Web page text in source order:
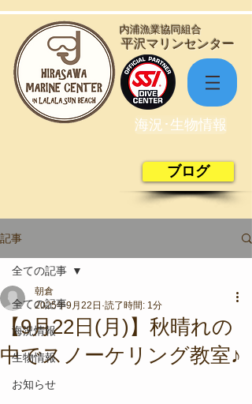
​平沢マリンセンター
​内浦漁業協同組合
海況･生物情報
ブログ
記事
全ての記事
海況情報
生物情報
お知らせ
全ての記事
【9月22日(月)】秋晴れの
中でスノーケリング教室♪
朝倉
2025年9月22日 読了時間: 1分